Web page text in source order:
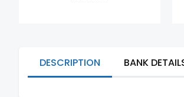
DESCRIPTION BANK